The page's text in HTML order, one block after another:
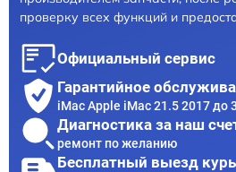
проверку всех функций и
Официальный сервис
Гарантийное
iMac Apple iMac 21.5 2017 до
Диагностика за наш
ремонт по желанию
Бесплатный выезд